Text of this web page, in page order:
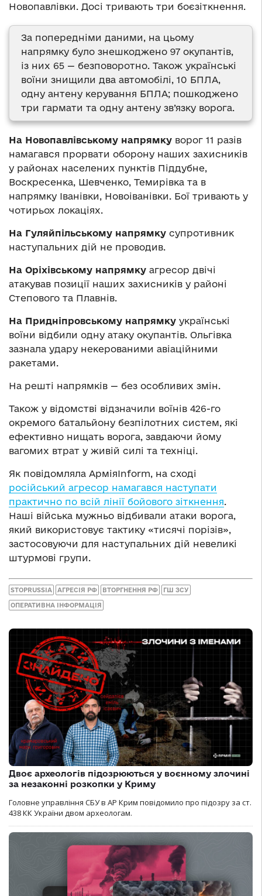
Новопавлівки. Досі тривають три боєзіткнення.
За попередніми даними, на цьому
напрямку було знешкоджено 97 окупантів,
із них 65 — безповоротно. Також українські
воїни знищили два автомобілі, 10 БПЛА,
одну антену керування БПЛА; пошкоджено
три гармати та одну антену зв’язку ворога.
На Новопавлівському напрямку ворог 11 разів
намагався прорвати оборону наших захисників
у районах населених пунктів Піддубне,
Воскресенка, Шевченко, Темирівка та в
напрямку Іванівки, Новоіванівки. Бої тривають у
чотирьох локаціях.
На Гуляйпільському напрямку супротивник
наступальних дій не проводив.
На Оріхівському напрямку агресор двічі
атакував позиції наших захисників у районі
Степового та Плавнів.
На Придніпровському напрямку українські
воїни відбили одну атаку окупантів. Ольгівка
зазнала удару некерованими авіаційними
ракетами.
На решті напрямків — без особливих змін.
Також у відомстві відзначили воїнів 426-го
окремого батальйону безпілотних систем, які
ефективно нищать ворога, завдаючи йому
вагомих втрат у живій силі та техніці.
Як повідомляла АрміяInform, на сході
російський агресор намагався наступати
практично по всій лінії бойового зіткнення.
Наші війська мужньо відбивали атаки ворога,
який використовує тактику «тисячі порізів»,
застосовуючи для наступальних дій невеликі
штурмові групи.
STOPRUSSIA АГРЕСІЯ РФ ВТОРГНЕННЯ РФ ГШ ЗСУ
ОПЕРАТИВНА ІНФОРМАЦІЯ
Двоє археологів підозрюються у воєнному злочині
за незаконні розкопки у Криму
Головне управління СБУ в АР Крим повідомило про підозру за ст.
438 КК України двом археологам.